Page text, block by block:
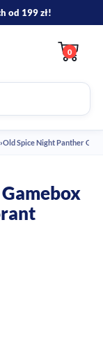
0
›Old Spice Night Panther